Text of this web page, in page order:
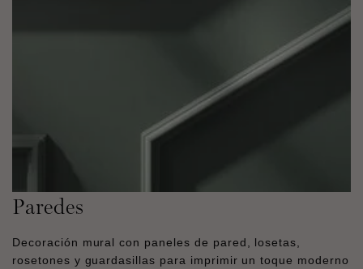
Paredes
Decoración mural con paneles de pared, losetas,
rosetones y guardasillas para imprimir un toque moderno